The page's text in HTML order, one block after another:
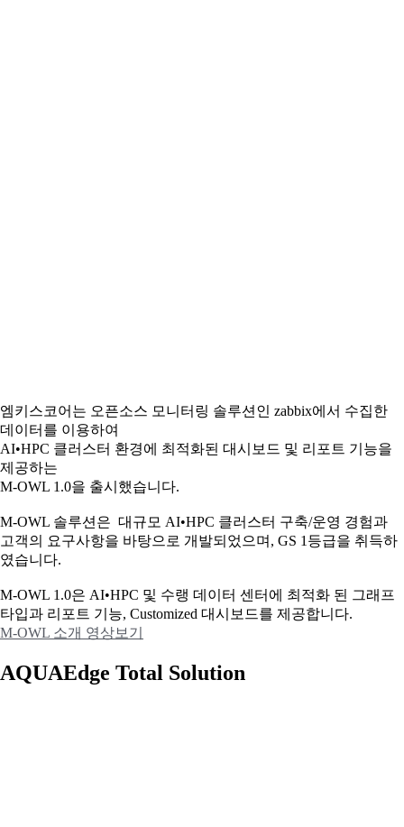
엠키스코어는 오픈소스 모니터링 솔루션인 zabbix에서 수집한
데이터를 이용하여
AI•HPC 클러스터 환경에 최적화된 대시보드 및 리포트 기능을
제공하는
M-OWL 1.0을 출시했습니다.
M-OWL 솔루션은 대규모 AI•HPC 클러스터 구축/운영 경험과
고객의 요구사항을 바탕으로 개발되었으며, GS 1등급을 취득하
였습니다.
M-OWL 1.0은 AI•HPC 및 수랭 데이터 센터에 최적화 된 그래프
타입과 리포트 기능, Customized 대시보드를 제공합니다.
M-OWL 소개 영상보기
AQUAEdge Total Solution